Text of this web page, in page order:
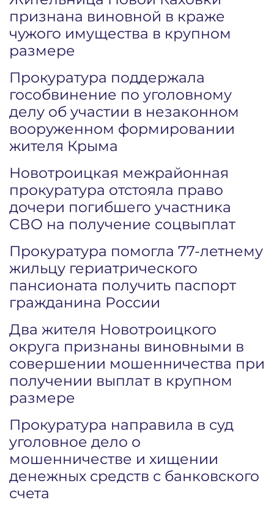
признана виновной в краже
чужого имущества в крупном
размере
Прокуратура поддержала
гособвинение по уголовному
делу об участии в незаконном
вооруженном формировании
жителя Крыма
Новотроицкая межрайонная
прокуратура отстояла право
дочери погибшего участника
СВО на получение соцвыплат
Прокуратура помогла 77-летнему
жильцу гериатрического
пансионата получить паспорт
гражданина России
Два жителя Новотроицкого
округа признаны виновными в
совершении мошенничества при
получении выплат в крупном
размере
Прокуратура направила в суд
уголовное дело о
мошенничестве и хищении
денежных средств с банковского
счета